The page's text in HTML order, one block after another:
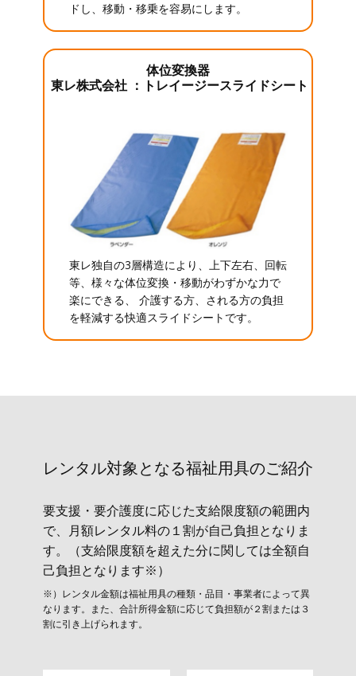
ドし、移動・移乗を容易にします。
体位変換器
東レ株式会社 ：トレイージースライドシート
東レ独自の3層構造により、上下左右、回転
等、様々な体位変換・移動がわずかな力で
楽にできる、 介護する方、される方の負担
を軽減する快適スライドシートです。
レンタル対象と​なる福祉用具のご紹介
要支援・要介護度に応じた支給限度額の範囲内
で、月額レンタル料の１割が自己負担となりま
す。（支給限度額を超えた分に関しては全額自
己負担となります※）
※）レンタル金額は福祉用具の種類・品目・事業者によって異
なります。また、合計所得金額に応じて負担額が２割または３
割に引き上げられます。